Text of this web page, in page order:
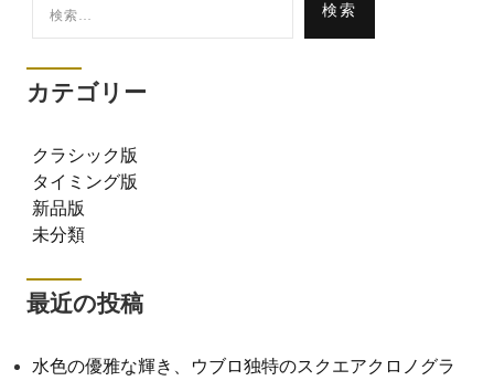
索:
カテゴリー
クラシック版
タイミング版
新品版
未分類
最近の投稿
水色の優雅な輝き、ウブロ独特のスクエアクロノグラ